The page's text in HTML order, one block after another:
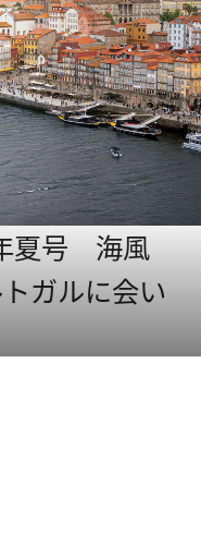
夏号 海風
ガルに会い